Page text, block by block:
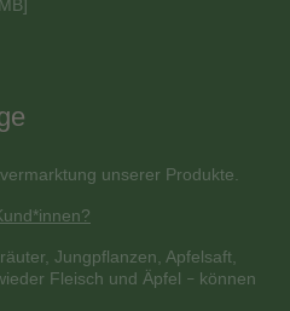
unserer Produkte.
Jungpflanzen, Apfelsaft,
Fleisch und Äpfel – können